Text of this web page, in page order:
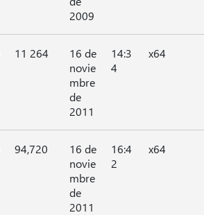
2009
11 264
16 de
novie
mbre
de
2011
14:3
4
x64
94,720
16 de
novie
mbre
de
2011
16:4
2
x64